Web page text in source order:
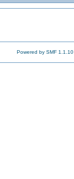
Powered by SMF 1.1.10